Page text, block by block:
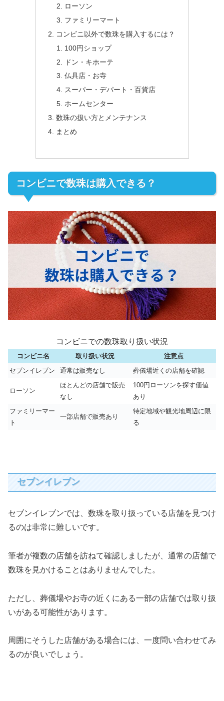
ローソン
ファミリーマート
コンビニ以外で数珠を購入するには？
100円ショップ
ドン・キホーテ
仏具店・お寺
スーパー・デパート・百貨店
ホームセンター
数珠の扱い方とメンテナンス
まとめ
コンビニで数珠は購入できる？
コンビニでの数珠取り扱い状況
コンビニ名 取り扱い状況
注意点
セブンイレブン
通常は販売なし 葬儀場近くの店舗を確認
ローソン
ほとんどの店舗で販売
なし
100円ローソンを探す価値
あり
ファミリーマー
ト
一部店舗で販売あり
特定地域や観光地周辺に限
る
セブンイレブン
セブンイレブンでは、数珠を取り扱っている店舗を見つけ
るのは非常に難しいです。
筆者が複数の店舗を訪ねて確認しましたが、通常の店舗で
数珠を見かけることはありませんでした。
ただし、葬儀場やお寺の近くにある一部の店舗では取り扱
いがある可能性があります。
周囲にそうした店舗がある場合には、一度問い合わせてみ
るのが良いでしょう。